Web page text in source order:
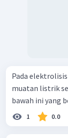
Pada
muatan listrik
bawah ini yang
1 0.0